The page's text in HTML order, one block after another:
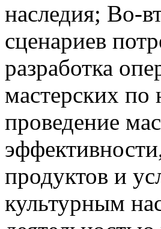
наследия; Во-
сценариев
разработка
мастерских по
проведение
продуктов и
культурным